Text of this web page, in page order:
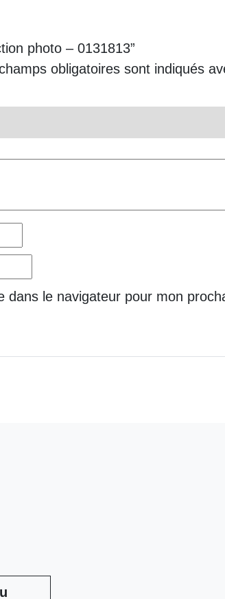
photo – 0131813”
obligatoires sont indiqués
le navigateur pour mon